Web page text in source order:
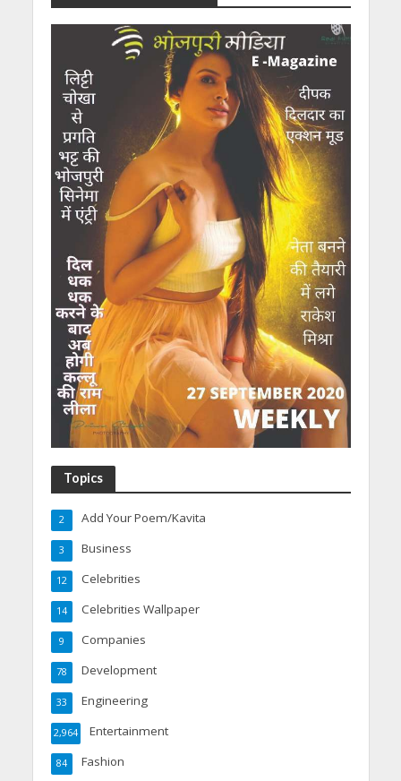
Topics
Add Your Poem/Kavita
2
Business
3
Celebrities
12
Celebrities Wallpaper
14
Companies
9
Development
78
Engineering
33
Entertainment
2,964
Fashion
84